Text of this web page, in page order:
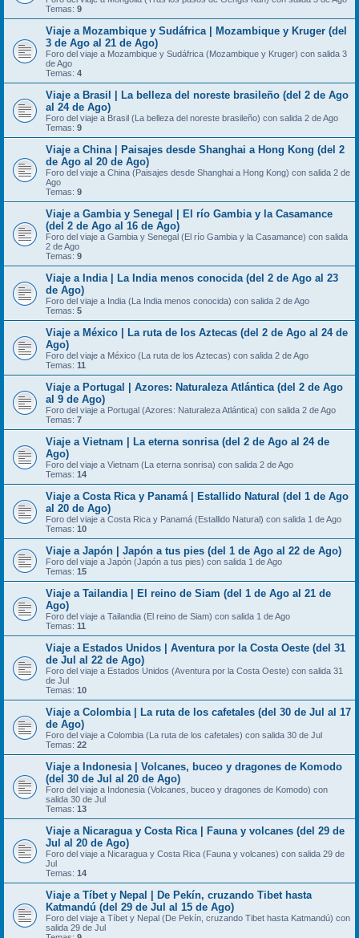
Temas: 9
Viaje a Mozambique y Sudáfrica | Mozambique y Kruger (del
3 de Ago al 21 de Ago)
Foro del viaje a Mozambique y Sudáfrica (Mozambique y Kruger) con salida 3
de Ago
Temas: 4
Viaje a Brasil | La belleza del noreste brasileño (del 2 de Ago
al 24 de Ago)
Foro del viaje a Brasil (La belleza del noreste brasileño) con salida 2 de Ago
Temas: 9
Viaje a China | Paisajes desde Shanghai a Hong Kong (del 2
de Ago al 20 de Ago)
Foro del viaje a China (Paisajes desde Shanghai a Hong Kong) con salida 2 de
Ago
Temas: 9
Viaje a Gambia y Senegal | El río Gambia y la Casamance
(del 2 de Ago al 16 de Ago)
Foro del viaje a Gambia y Senegal (El río Gambia y la Casamance) con salida
2 de Ago
Temas: 9
Viaje a India | La India menos conocida (del 2 de Ago al 23
de Ago)
Foro del viaje a India (La India menos conocida) con salida 2 de Ago
Temas: 5
Viaje a México | La ruta de los Aztecas (del 2 de Ago al 24 de
Ago)
Foro del viaje a México (La ruta de los Aztecas) con salida 2 de Ago
Temas: 11
Viaje a Portugal | Azores: Naturaleza Atlántica (del 2 de Ago
al 9 de Ago)
Foro del viaje a Portugal (Azores: Naturaleza Atlántica) con salida 2 de Ago
Temas: 7
Viaje a Vietnam | La eterna sonrisa (del 2 de Ago al 24 de
Ago)
Foro del viaje a Vietnam (La eterna sonrisa) con salida 2 de Ago
Temas: 14
Viaje a Costa Rica y Panamá | Estallido Natural (del 1 de Ago
al 20 de Ago)
Foro del viaje a Costa Rica y Panamá (Estallido Natural) con salida 1 de Ago
Temas: 10
Viaje a Japón | Japón a tus pies (del 1 de Ago al 22 de Ago)
Foro del viaje a Japón (Japón a tus pies) con salida 1 de Ago
Temas: 15
Viaje a Tailandia | El reino de Siam (del 1 de Ago al 21 de
Ago)
Foro del viaje a Tailandia (El reino de Siam) con salida 1 de Ago
Temas: 11
Viaje a Estados Unidos | Aventura por la Costa Oeste (del 31
de Jul al 22 de Ago)
Foro del viaje a Estados Unidos (Aventura por la Costa Oeste) con salida 31
de Jul
Temas: 10
Viaje a Colombia | La ruta de los cafetales (del 30 de Jul al 17
de Ago)
Foro del viaje a Colombia (La ruta de los cafetales) con salida 30 de Jul
Temas: 22
Viaje a Indonesia | Volcanes, buceo y dragones de Komodo
(del 30 de Jul al 20 de Ago)
Foro del viaje a Indonesia (Volcanes, buceo y dragones de Komodo) con
salida 30 de Jul
Temas: 13
Viaje a Nicaragua y Costa Rica | Fauna y volcanes (del 29 de
Jul al 20 de Ago)
Foro del viaje a Nicaragua y Costa Rica (Fauna y volcanes) con salida 29 de
Jul
Temas: 14
Viaje a Tíbet y Nepal | De Pekín, cruzando Tibet hasta
Katmandú (del 29 de Jul al 15 de Ago)
Foro del viaje a Tíbet y Nepal (De Pekín, cruzando Tibet hasta Katmandú) con
salida 29 de Jul